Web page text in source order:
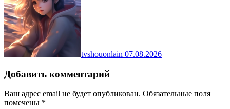
tvshouonlain 07.08.2026
Добавить комментарий
Ваш адрес email не будет опубликован. Обязательные поля
помечены *